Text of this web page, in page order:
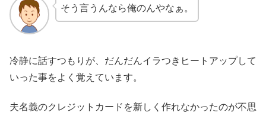
そう言うんなら俺のんやなぁ。
冷静に話すつもりが、だんだんイラつきヒートアップして
いった事をよく覚えています。
夫名義のクレジットカードを新しく作れなかったのが不思